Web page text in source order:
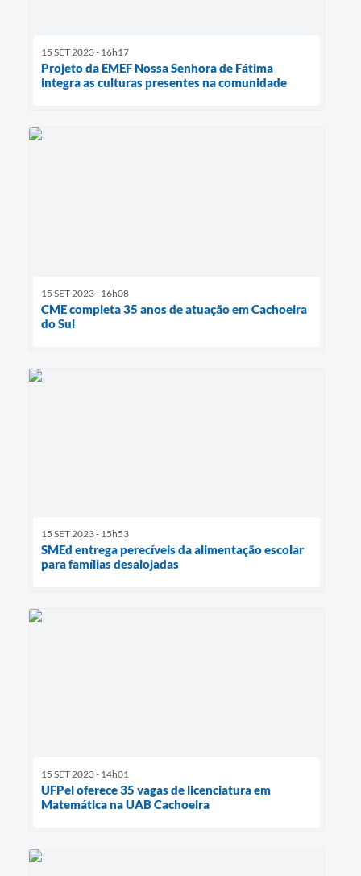
15 SET 2023 - 16h17
Projeto da EMEF Nossa Senhora de Fátima
integra as culturas presentes na comunidade
15 SET 2023 - 16h08
CME completa 35 anos de atuação em Cachoeira
do Sul
15 SET 2023 - 15h53
SMEd entrega perecíveis da alimentação escolar
para famílias desalojadas
15 SET 2023 - 14h01
UFPel oferece 35 vagas de licenciatura em
Matemática na UAB Cachoeira